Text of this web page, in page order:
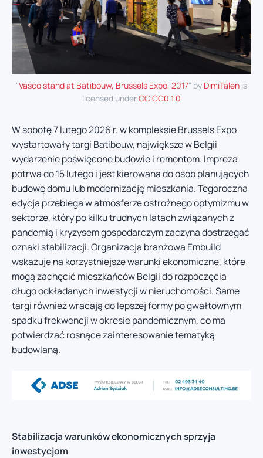
"Vasco stand at Batibouw, Brussels Expo, 2017" by DimiTalen is
licensed underCC CC0 1.0
W sobotę 7 lutego 2026 r. w kompleksie Brussels Expo
wystartowały targi Batibouw, największe w Belgii
wydarzenie poświęcone budowie i remontom. Impreza
potrwa do 15 lutego i jest kierowana do osób planujących
budowę domu lub modernizację mieszkania. Tegoroczna
edycja przebiega w atmosferze ostrożnego optymizmu w
sektorze, który po kilku trudnych latach związanych z
pandemią i kryzysem gospodarczym zaczyna dostrzegać
oznaki stabilizacji. Organizacja branżowa Embuild
wskazuje na korzystniejsze warunki ekonomiczne, które
mogą zachęcić mieszkańców Belgii do rozpoczęcia
długo odkładanych inwestycji w nieruchomości. Same
targi również wracają do lepszej formy po gwałtownym
spadku frekwencji w okresie pandemicznym, co ma
potwierdzać rosnące zainteresowanie tematyką
budowlaną.
Stabilizacja warunków ekonomicznych sprzyja
inwestycjom